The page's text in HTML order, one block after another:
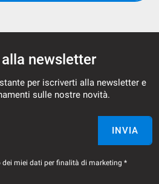
newsletter
per iscriverti alla newsletter e
sulle nostre novità.
INVIA
miei dati per finalità di marketing *